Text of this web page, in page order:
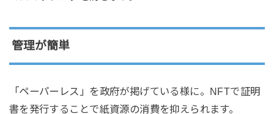
管理が簡単
「ペーパーレス」を政府が掲げている様に。NFTで証明
書を発行することで紙資源の消費を抑えられます。